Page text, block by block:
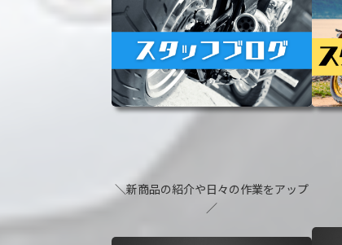
＼新商品の紹介や日々の作業をアップ
／